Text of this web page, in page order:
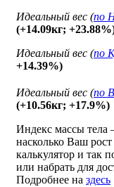
Идеальный вес (по
(+14.09кг;
Идеальный вес (по
+14.39%)
Идеальный вес (по
(+10.56кг; +17.9%)
Индекс массы тела
насколько Ваш
калькулятор и так
или набрать для
Подробнее на здесь